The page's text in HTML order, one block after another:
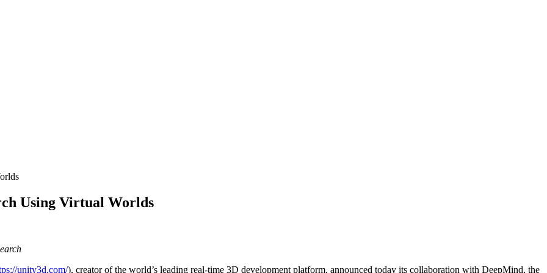
Using Virtual Worlds
unity3d.com/), creator of the world’s leading real-time 3D development platform, announced today its collaboration with DeepMind, the